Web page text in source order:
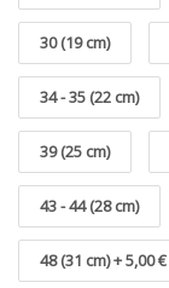
30 (19 cm)
34 - 35 (22 cm)
39 (25 cm)
43 - 44 (28 cm)
48 (31 cm) + 5,00 €